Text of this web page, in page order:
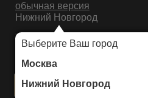
обычная версия
Нижний Новгород
Выберите Ваш город
Москва
Нижний Новгород
ИНТЕРНЕТ-МАГАЗИН НАПОЛЬНЫХ ПОКРЫТИЙ